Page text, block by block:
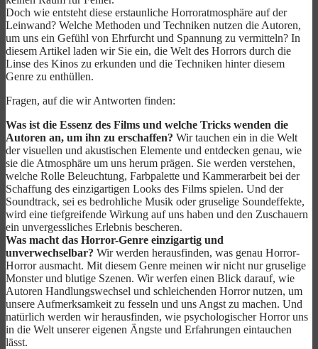
Doch wie entsteht diese erstaunliche Horroratmosphäre auf der
Leinwand? Welche Methoden und Techniken nutzen die Autoren,
um uns ein Gefühl von Ehrfurcht und Spannung zu vermitteln? In
diesem Artikel laden wir Sie ein, die Welt des Horrors durch die
Linse des Kinos zu erkunden und die Techniken hinter diesem
Genre zu enthüllen.
Fragen, auf die wir Antworten finden:
Was ist die Essenz des Films und welche Tricks wenden die
Autoren an, um ihn zu erschaffen? Wir tauchen ein in die Welt
der visuellen und akustischen Elemente und entdecken genau, wie
sie die Atmosphäre um uns herum prägen. Sie werden verstehen,
welche Rolle Beleuchtung, Farbpalette und Kammerarbeit bei der
Schaffung des einzigartigen Looks des Films spielen. Und der
Soundtrack, sei es bedrohliche Musik oder gruselige Soundeffekte,
wird eine tiefgreifende Wirkung auf uns haben und den Zuschauern
ein unvergessliches Erlebnis bescheren.
Was macht das Horror-Genre einzigartig und
unverwechselbar? Wir werden herausfinden, was genau Horror-
Horror ausmacht. Mit diesem Genre meinen wir nicht nur gruselige
Monster und blutige Szenen. Wir werfen einen Blick darauf, wie
Autoren Handlungswechsel und schleichenden Horror nutzen, um
unsere Aufmerksamkeit zu fesseln und uns Angst zu machen. Und
natürlich werden wir herausfinden, wie psychologischer Horror uns
in die Welt unserer eigenen Ängste und Erfahrungen eintauchen
lässt.